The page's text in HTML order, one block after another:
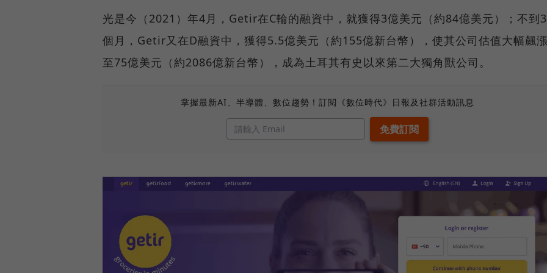
光是今（2021）年4月，Getir在C輪的融資中，就獲得3億美元（約84億美元）；不到3
個月，Getir又在D融資中，獲得5.5億美元（約155億新台幣），使其公司估值大幅飆
至75億美元（約2086億新台幣），成為土耳其有史以來第二大獨角獸公司。
掌握最新AI、半導體、數位趨勢！訂閱《數位時代》日報及社群活動訊息